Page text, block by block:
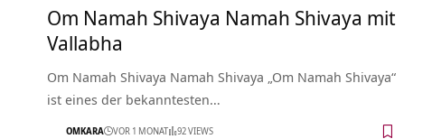
Om Namah Shivaya Namah Shivaya mit
Vallabha
Om Namah Shivaya Namah Shivaya „Om Namah Shivaya“
ist eines der bekanntesten…
OMKARA VOR 1 MONAT 92 VIEWS